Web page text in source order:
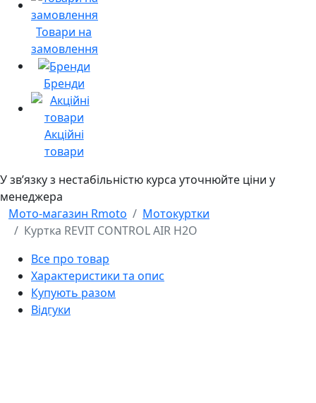
Товари на
замовлення
Бренди
Акційні
товари
У звʼязку з нестабільністю курса уточнюйте ціни у
менеджера
Мото-магазин Rmoto
Мотокуртки
Куртка REVIT CONTROL AIR H2O
Все про товар
Характеристики та опис
Купують разом
Відгуки